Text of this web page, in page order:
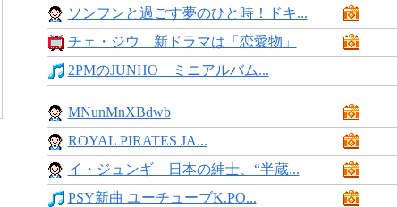
ソンフンと過ごす夢のひと時！ドキ...
チェ・ジウ 新ドラマは「恋愛物」
2PMのJUNHO ミニアルバム...
MNunMnXBdwb
ROYAL PIRATES JA...
イ・ジュンギ 日本の紳士、“半蔵...
PSY新曲 ユーチューブK.PO...